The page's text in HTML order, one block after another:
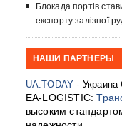
Блокада портів
експорту залізної
НАШИ ПАРТНЕРЫ
UA.TODAY - Украина
EA-LOGISTIC:
высоким